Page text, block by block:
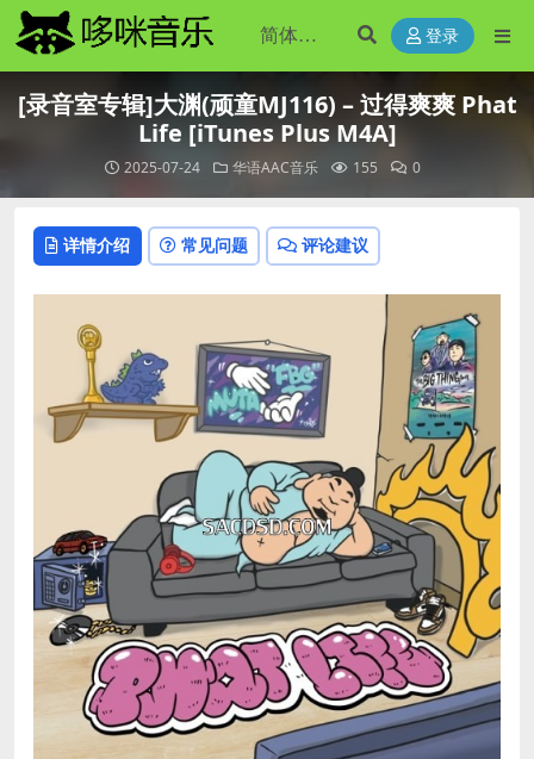
登录
[录音室专辑]大渊(顽童MJ116) – 过得爽爽 Phat
Life [iTunes Plus M4A]
2025-07-24 华语AAC音乐 155 0
详情介绍 常见问题 评论建议